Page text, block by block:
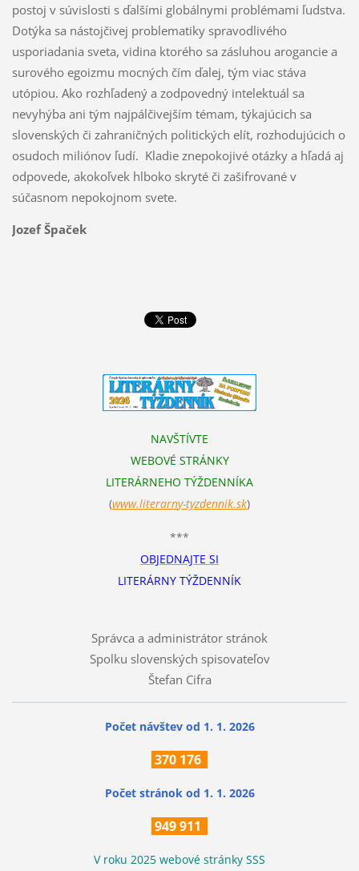
postoj v súvislosti s ďalšími globálnymi problémami ľudstva.
Dotýka sa nástojčivej problematiky spravodlivého
usporiadania sveta, vidina ktorého sa zásluhou arogancie a
surového egoizmu mocných čím ďalej, tým viac stáva
utópiou. Ako rozhľadený a zodpovedný intelektuál sa
nevyhýba ani tým najpálčivejším témam, týkajúcich sa
slovenských či zahraničných politických elít, rozhodujúcich o
osudoch miliónov ľudí. Kladie znepokojivé otázky a hľadá aj
odpovede, akokoľvek hlboko skryté či zašifrované v
súčasnom nepokojnom svete.
Jozef Špaček
NAVŠTÍVTE
WEBOVÉ STRÁNKY
LITERÁRNEHO TÝŽDENNÍKA
(www.literarny-tyzdennik.sk)
***
OBJEDNAJTE SI
LITERÁRNY TÝŽDENNÍK
Správca a administrátor stránok
Spolku slovenských spisovateľov
Štefan Cifra
Počet návštev od 1. 1. 2026
370 176
Počet stránok od 1. 1. 2026
949 911
V roku 2025 webové stránky SSS